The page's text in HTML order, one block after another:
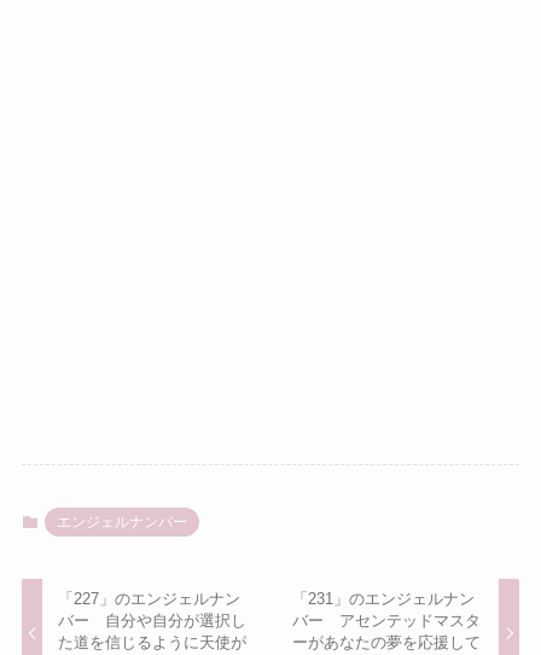
エンジェルナンバー
「227」のエンジェルナン
バー 自分や自分が選択し
た道を信じるように天使が
「231」のエンジェルナン
バー アセンテッドマスタ
ーがあなたの夢を応援して